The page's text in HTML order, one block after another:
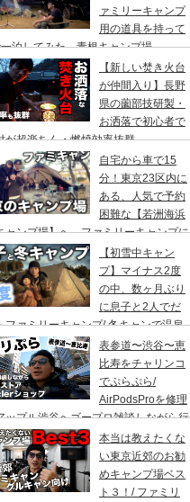
ァミリーキャンプ
用の道具を持って
泊してみた。青根キャンプ場
【新しい焚き火台
が仲間入り】長野
県の薗部技研製・
お洒落で初心者で
が超楽ちん・燃焼効率抜群
自宅から車で15
分！東京23区内に
ある、人気で予約
困難な【若洲海浜
ャンプ場】へ、ファミリーキャンプに
きた。冬キャンプもキャンプギアを上
えば暖かくて楽しい♪
【初雪中キャン
プ】マイナス2度
の中、数ヶ月ぶり
に息子と2人でだ
ファミリーキャンプ/ 冬キャンで温泉
焚き火して超絶楽しかった。大野路キ
場は結構いいかも
表参道〜渋谷〜恵
比寿をチャリンコ
でぷらぷら/
AirPodsProを修理
ップル渋谷へゴープロ雑談しながら行
ます。モンクレールの新型ショップも
みました。
本当は教えたくな
い東京近郊のお勧
めキャンプ場ベス
ト３！/ ファミリ